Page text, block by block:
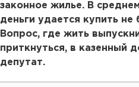
законное жилье. В
деньги удается купить
Вопрос, где жить
приткнуться, в казенный
депутат.